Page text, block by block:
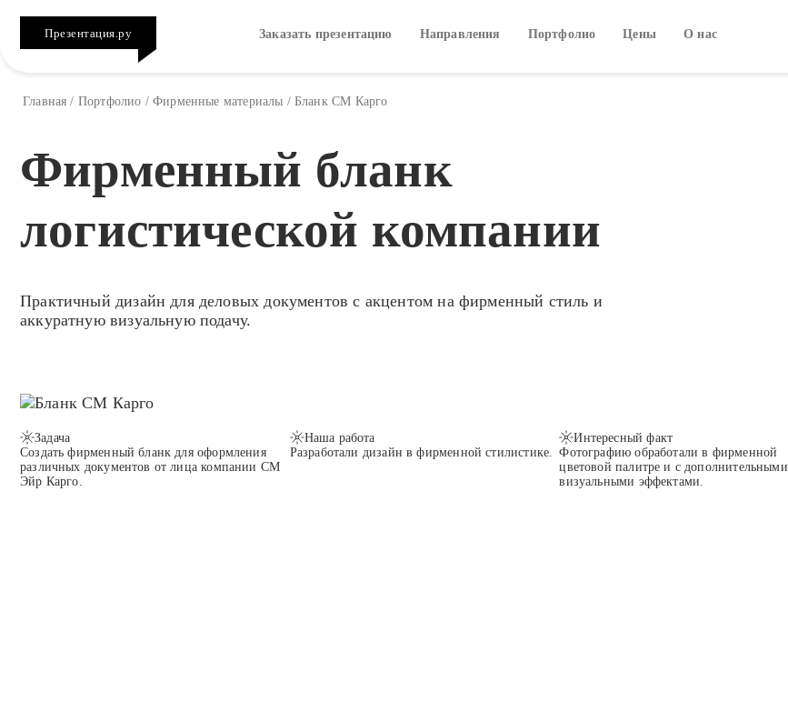
Презентация.ру Заказать презентацию Направления Портфолио Цены О нас
Главная / Портфолио / Фирменные материалы / Бланк СМ Карго
Фирменный бланк
логистической компании
Практичный дизайн для деловых документов с акцентом на фирменный стиль и
аккуратную визуальную подачу.
Задача
Создать фирменный бланк для оформления
различных документов от лица компании СМ
Эйр Карго.
Наша работа
Разработали дизайн в фирменной стилистике.
Интересный факт
Фотографию обработали в фирменной
цветовой палитре и с дополнительными
визуальными эффектами.